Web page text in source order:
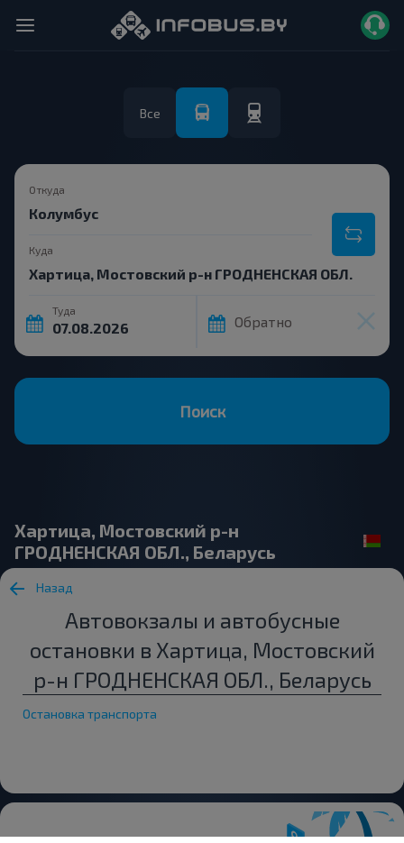
Все
Откуда
Куда
Туда
Обратно
Поиск
Хартица, Мостовский р-н
ГРОДНЕНСКАЯ ОБЛ., Беларусь
Назад
Автовокзалы и автобусные
остановки в Хартица, Мостовский
р-н ГРОДНЕНСКАЯ ОБЛ., Беларусь
Остановка транспорта